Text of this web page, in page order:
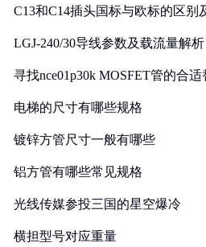
C13和C14插头国标与欧标的区别
LGJ-240/30导线参数及载流量解析
寻找nce01p30k MOSFET管的合
电梯的尺寸有哪些规格
镀锌方管尺寸一般有哪些
铝方管有哪些常见规格
光线传媒参投三国的星空爆冷
横担型号对应重量